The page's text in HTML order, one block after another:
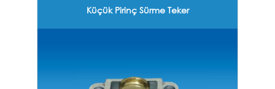
Küçük Pirinç Sürme Teker